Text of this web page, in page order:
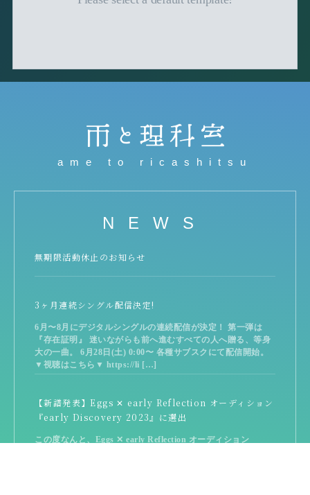
ame to ricashitsu
NEWS
無期限活動休止のお知らせ
3ヶ月連続シングル配信決定!
6月〜8月にデジタルシングルの連続配信が決定！ 第一弾は
『存在証明』 迷いながらも前へ進むすべての人へ贈る、等身
大の一曲。 6月28日(土) 0:00〜 各種サブスクにて配信開始。
▼視聴はこちら▼ https://li […]
【新譜発表】Eggs ✕ early Reflection オーディション
『early Discovery 2023』に選出
この度なんと、Eggs ✕ early Reflection オーディション